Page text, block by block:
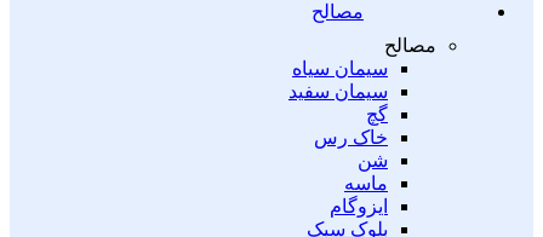
مصالح
مصالح
سیمان سیاه
سیمان سفید
گچ
خاک رس
شن
ماسه
ایزوگام
بلوک سبک